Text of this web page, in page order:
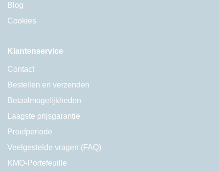
Blog
Cookies
Klantenservice
Contact
Bestellen en verzenden
Betaalmogelijkheden
Laagste prijsgarantie
Proefperiode
Veelgestelde vragen (FAQ)
KMO-Portefeuille